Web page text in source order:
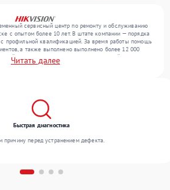
сервисный центр по ремонту и обслуживанию
с опытом более 10 лет. В штате компании — порядка
с профильной квалификацией. За время работы помощь
а также выполнено выполнено более 12 000
центр поступает более 300 обращений, включая , ,
сложности и обеспечиваем надежный результат
Читать далее
Быстрая диагностика
причину перед устранением дефекта.